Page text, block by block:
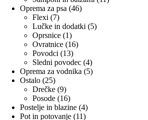
Oprema za psa 4646
Flexi 77
izdelkov
Lučke in dodatki 55
Oprsnice 11
izdelek
Ovratnice 1616
Povodci 1313
izdelkov
Sledni povodec 44
izdelki
Oprema za vodnika 55
Ostalo 2525
izdelkov
Drečke 99
izdelkov
Posode 1616
izdelkov
Postelje in blazine 44
izdelki
Pot in potovanje 1111